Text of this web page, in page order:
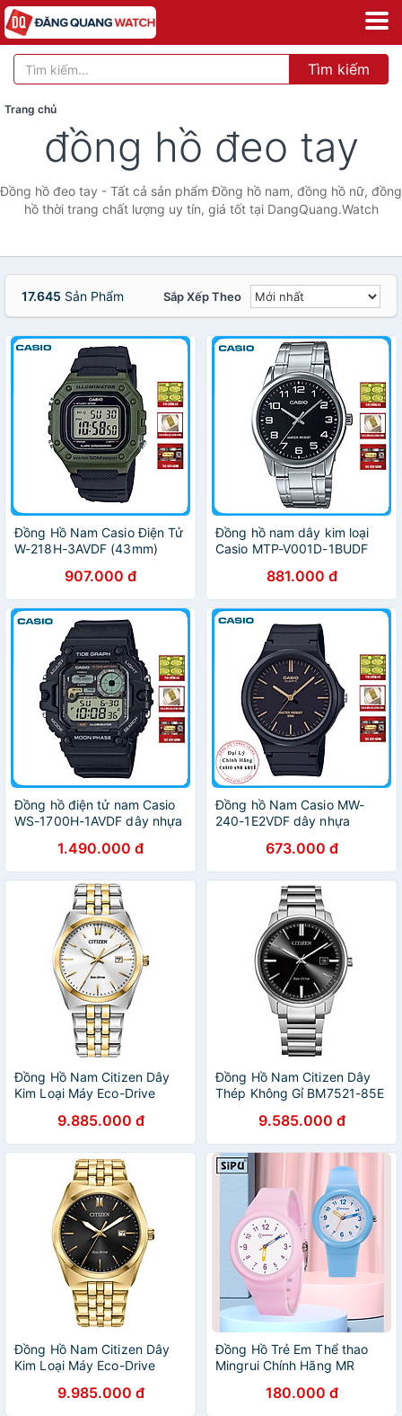
Tìm kiếm
Trang chủ
đồng hồ đeo tay
Đồng hồ đeo tay - Tất cả sản phẩm Đồng hồ nam, đồng hồ nữ, đồng
hồ thời trang chất lượng uy tín, giá tốt tại DangQuang.Watch
17.645 Sản Phẩm Sắp Xếp Theo
Đồng Hồ Nam Casio Điện Tử
W-218H-3AVDF (43mm)
907.000 đ
Đồng hồ nam dây kim loại
Casio MTP-V001D-1BUDF
881.000 đ
Đồng hồ điện tử nam Casio
WS-1700H-1AVDF dây nhựa
1.490.000 đ
Đồng hồ Nam Casio MW-
240-1E2VDF dây nhựa
673.000 đ
Đồng Hồ Nam Citizen Dây
Kim Loại Máy Eco-Drive
9.885.000 đ
Đồng Hồ Nam Citizen Dây
Thép Không Gỉ BM7521-85E
9.585.000 đ
Đồng Hồ Nam Citizen Dây
Kim Loại Máy Eco-Drive
9.985.000 đ
Đồng Hồ Trẻ Em Thể thao
Mingrui Chính Hãng MR
(Kèm video)180.000 đ